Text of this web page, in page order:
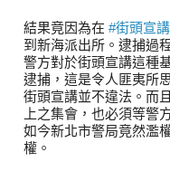
結果竟因為在 #街頭宣講
到新海派出所。逮捕過
警方對於街頭宣講這種
逮捕，這是令人匪夷所
街頭宣講並不違法。而
上之集會，也必須等警
如今新北市警局竟然濫
權。